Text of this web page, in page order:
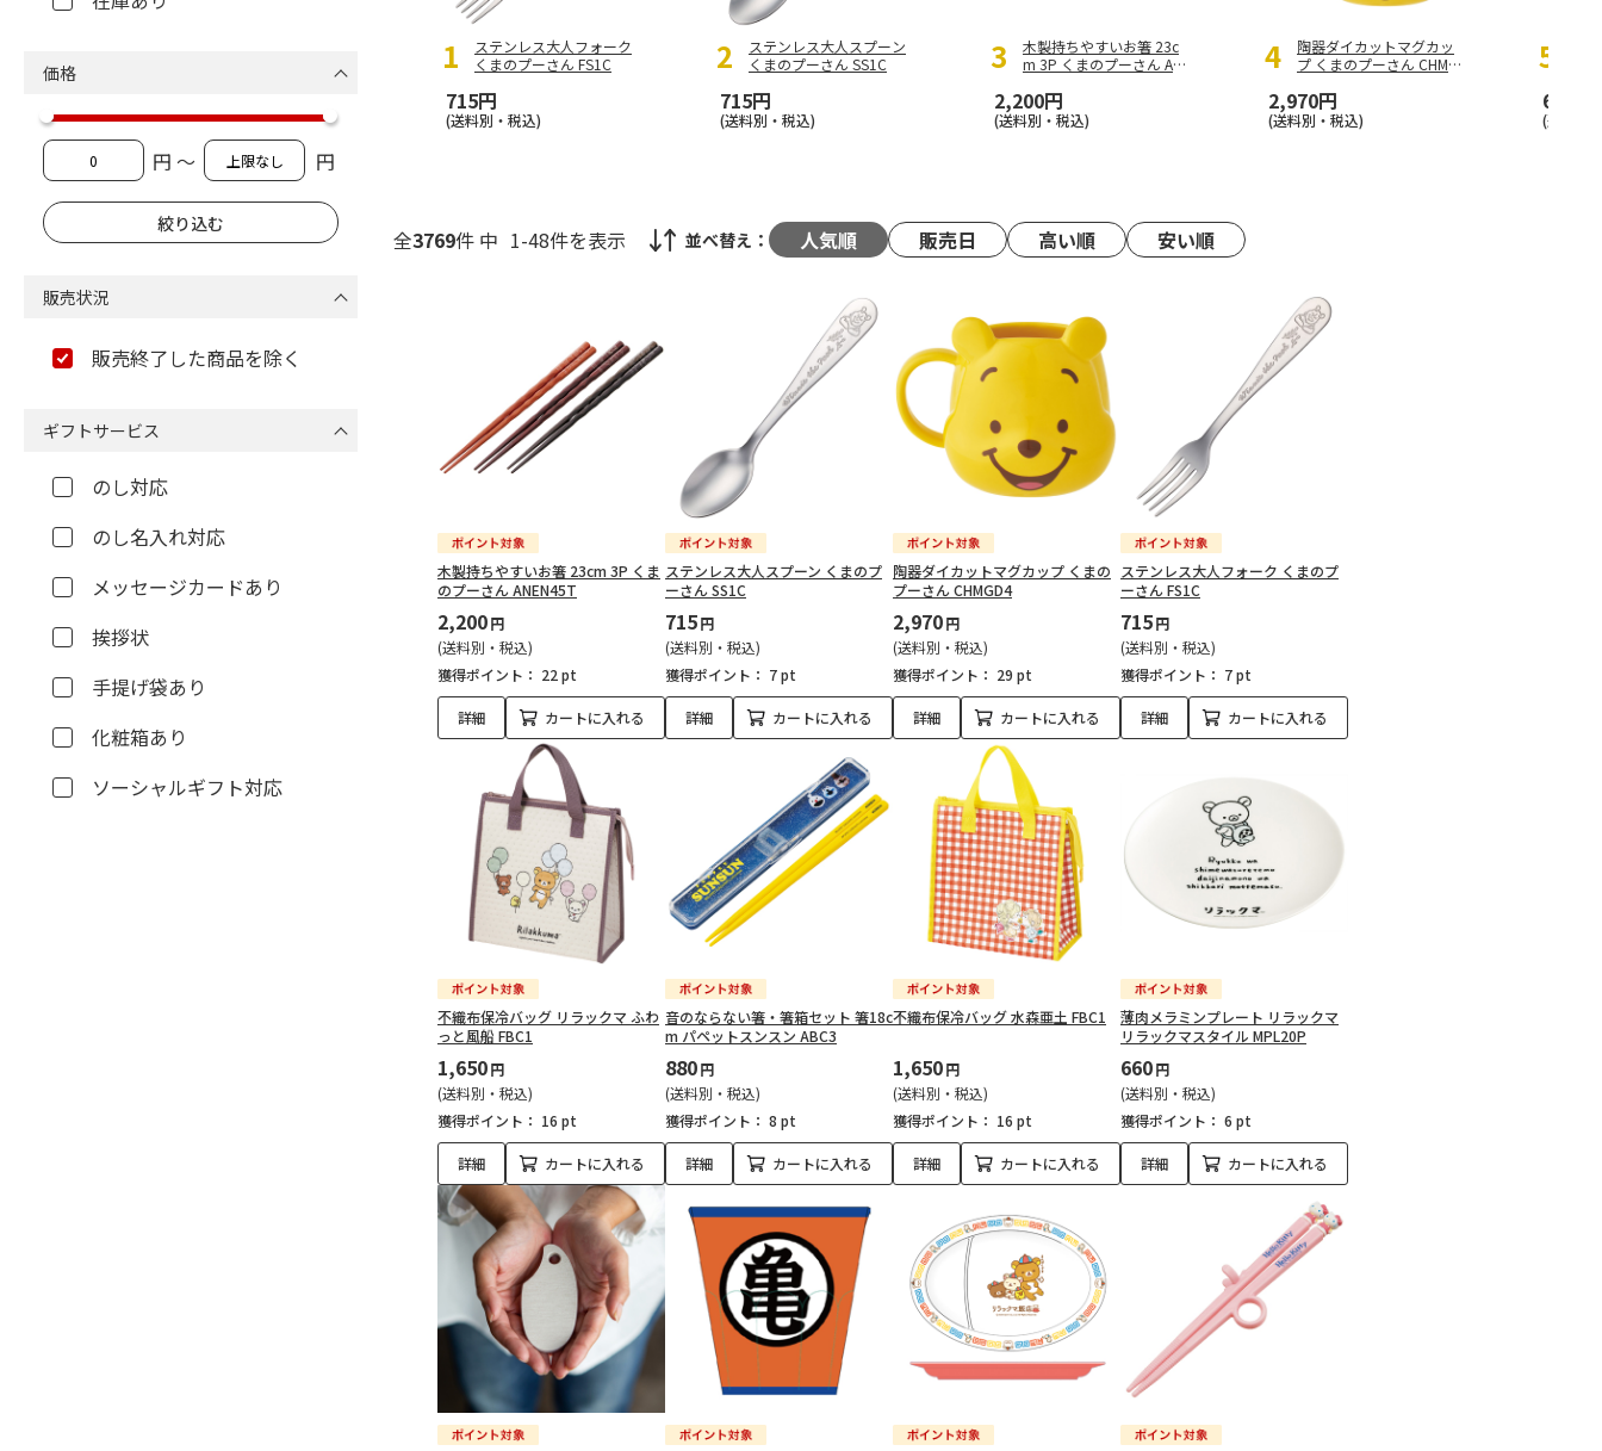
ステンレス大人フォーク
くまのプーさん FS1C
715円
(送料別・税込)
ステンレス大人スプーン
くまのプーさん SS1C
715円
(送料別・税込)
木製持ちやすいお箸 23c
m 3P くまのプーさん AN
2,200円
(送料別・税込)
陶器ダイカットマグカッ
プ くまのプーさん CHMG
2,970円
(送料別・税込)
6,380
(送料・
全3769件 中 1-48件を表示 並べ替え： 人気順 販売日 高い順 安い順
木製持ちやすいお箸 23cm 3P くま
のプーさん ANEN45T
2,200円
(送料別・税込)
獲得ポイント： 22 pt
詳細 カートに入れる
ステンレス大人スプーン くまのプ
ーさん SS1C
715円
(送料別・税込)
獲得ポイント： 7 pt
詳細 カートに入れる
陶器ダイカットマグカップ くまの
プーさん CHMGD4
2,970円
(送料別・税込)
獲得ポイント： 29 pt
詳細 カートに入れる
ステンレス大人フォーク くまのプ
ーさん FS1C
715円
(送料別・税込)
獲得ポイント： 7 pt
詳細 カートに入れる
不織布保冷バッグ リラックマ ふわ
っと風船 FBC1
1,650円
(送料別・税込)
獲得ポイント： 16 pt
詳細 カートに入れる
音のならない箸・箸箱セット 箸18c
m パペットスンスン ABC3
880円
(送料別・税込)
獲得ポイント： 8 pt
詳細 カートに入れる
不織布保冷バッグ 水森亜土 FBC1
1,650円
(送料別・税込)
獲得ポイント： 16 pt
詳細 カートに入れる
薄肉メラミンプレート リラックマ
リラックマスタイル MPL20P
660円
(送料別・税込)
獲得ポイント： 6 pt
詳細 カートに入れる
価格
円 ～ 円
販売状況
販売終了した商品を除く
ギフトサービス
のし対応
のし名入れ対応
メッセージカードあり
挨拶状
手提げ袋あり
化粧箱あり
ソーシャルギフト対応